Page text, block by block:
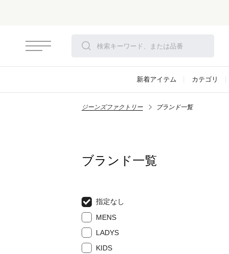
新着アイテム カテゴリ
ジーンズファクトリー ブランド一覧
ブランド一覧
指定なし
MENS
LADYS
KIDS